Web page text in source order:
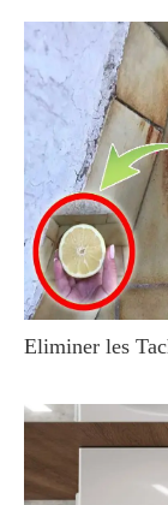
Eliminer les